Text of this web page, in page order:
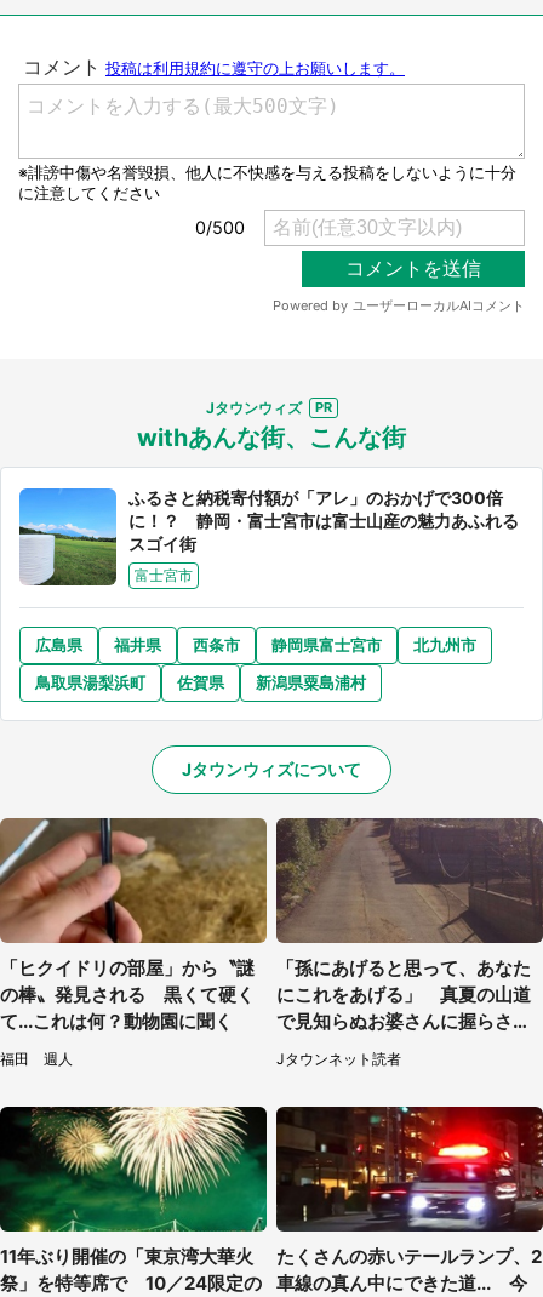
都道府選択
選択する
Jタウンウィズ
withあんな街、こんな街
ふるさと納税寄付額が「アレ」のおかげで300倍
に！？ 静岡・富士宮市は富士山産の魅力あふれる
スゴイ街
富士宮市
広島県 福井県 西条市 静岡県富士宮市
北九州市
鳥取県湯梨浜町
佐賀県 新潟県粟島浦村
Jタウンウィズについて
「ヒクイドリの部屋」から〝謎
の棒〟発見される 黒くて硬く
て...これは何？動物園に聞く
福田 週人
「孫にあげると思って、あなた
にこれをあげる」 真夏の山道
で見知らぬお婆さんに握らされ
たもの（山口県・30代女性）
Jタウンネット読者
11年ぶり開催の「東京湾大華火
祭」を特等席で 10／24限定の
たくさんの赤いテールランプ、2
車線の真ん中にできた道... 今